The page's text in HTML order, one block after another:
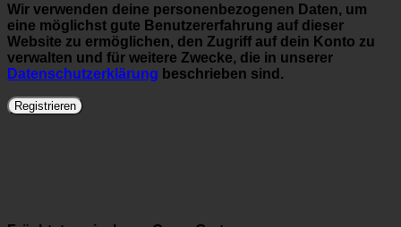
Wir verwenden deine personenbezogenen Daten, um
eine möglichst gute Benutzererfahrung auf dieser
Website zu ermöglichen, den Zugriff auf dein Konto zu
verwalten und für weitere Zwecke, die in unserer
Datenschutzerklärung beschrieben sind.
Registrieren